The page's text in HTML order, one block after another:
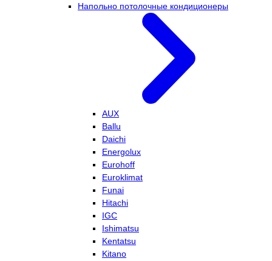
Напольно потолочные кондиционеры
AUX
Ballu
Daichi
Energolux
Eurohoff
Euroklimat
Funai
Hitachi
IGC
Ishimatsu
Kentatsu
Kitano